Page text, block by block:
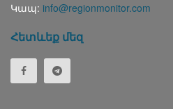
Կապ: info@regionmonitor.com
Հետևեք մեզ